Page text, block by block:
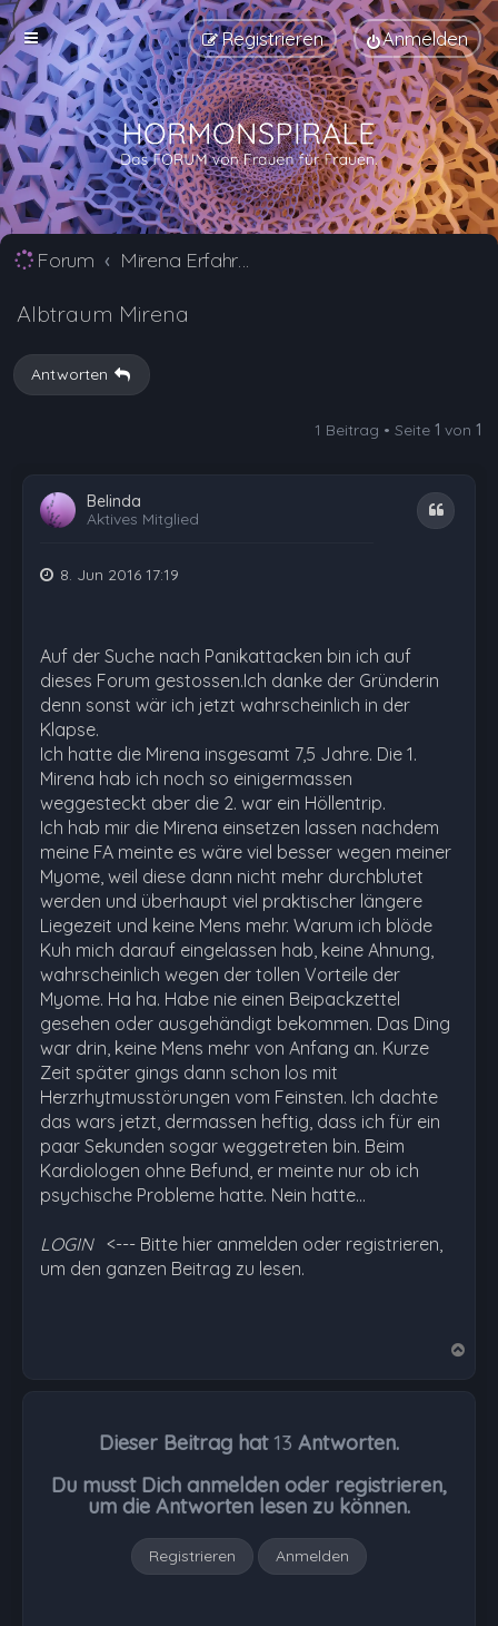
Anmelden
Registrieren
Forum Mirena Erfahrungsberichte und Nebenwirkungen
Albtraum Mirena
Antworten
1 Beitrag • Seite 1 von 1
Belinda
Aktives Mitglied
Zitat
8. Jun 2016 17:19
Auf der Suche nach Panikattacken bin ich auf
dieses Forum gestossen.Ich danke der Gründerin
denn sonst wär ich jetzt wahrscheinlich in der
Klapse.
Ich hatte die Mirena insgesamt 7,5 Jahre. Die 1.
Mirena hab ich noch so einigermassen
weggesteckt aber die 2. war ein Höllentrip.
Ich hab mir die Mirena einsetzen lassen nachdem
meine FA meinte es wäre viel besser wegen meiner
Myome, weil diese dann nicht mehr durchblutet
werden und überhaupt viel praktischer längere
Liegezeit und keine Mens mehr. Warum ich blöde
Kuh mich darauf eingelassen hab, keine Ahnung,
wahrscheinlich wegen der tollen Vorteile der
Myome. Ha ha. Habe nie einen Beipackzettel
gesehen oder ausgehändigt bekommen. Das Ding
war drin, keine Mens mehr von Anfang an. Kurze
Zeit später gings dann schon los mit
Herzrhytmusstörungen vom Feinsten. Ich dachte
das wars jetzt, dermassen heftig, dass ich für ein
paar Sekunden sogar weggetreten bin. Beim
Kardiologen ohne Befund, er meinte nur ob ich
psychische Probleme hatte. Nein hatte…
LOGIN <--- Bitte hier anmelden oder registrieren,
um den ganzen Beitrag zu lesen.
Dieser Beitrag hat 13 Antworten.
Du musst Dich anmelden oder registrieren,
um die Antworten lesen zu können.
Registrieren Anmelden